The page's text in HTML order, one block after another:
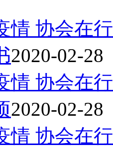
情 协会在
2020-02-28
情 协会在
2020-02-28
情 协会在